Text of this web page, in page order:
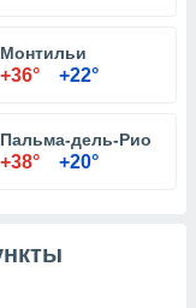
Монтильи
+36° +22°
Пальма-дель-Рио
+38° +20°